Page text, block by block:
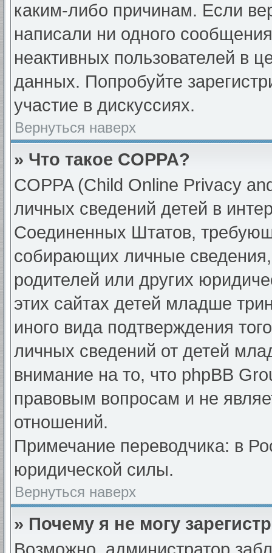
каким-либо причинам. Если
написали ни одного
неактивных пользователей в
данных. Попробуйте
участие в дискуссиях.
Вернуться наверх
» Что такое COPPA?
COPPA (Child Online Privacy
личных сведений детей в
Соединенных Штатов,
собирающих личные
родителей или других
этих сайтах детей младше
иного вида подтверждения
личных сведений от детей
внимание на то, что phpBB
правовым вопросам и не
отношений.
Примечание переводчика: в
юридической силы.
Вернуться наверх
» Почему я не могу